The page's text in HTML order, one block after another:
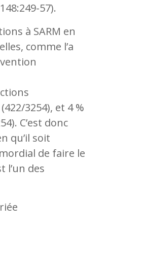
57).
à SARM en
comme l’a
3254), et 4 %
C’est donc
qu’il soit
de faire le
l’un des